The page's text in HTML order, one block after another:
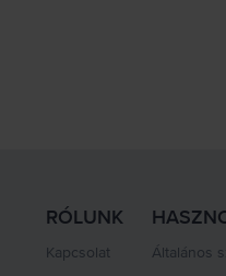
RÓLUNK
Kapcsolat
Általános